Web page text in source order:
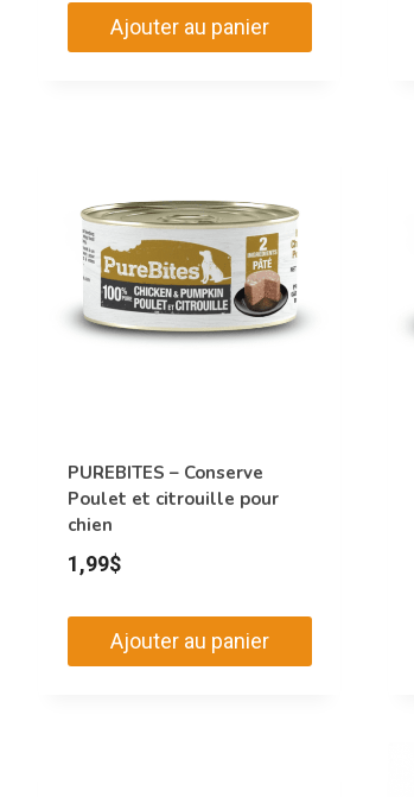
Ajouter au panier
PUREBITES – Conserve
Poulet et citrouille pour
chien
1,99$
Ajouter au panier